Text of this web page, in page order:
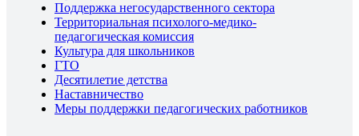
Поддержка негосударственного сектора
Территориальная психолого-медико-
педагогическая комиссия
Культура для школьников
ГТО
Десятилетие детства
Наставничество
Меры поддержки педагогических работников